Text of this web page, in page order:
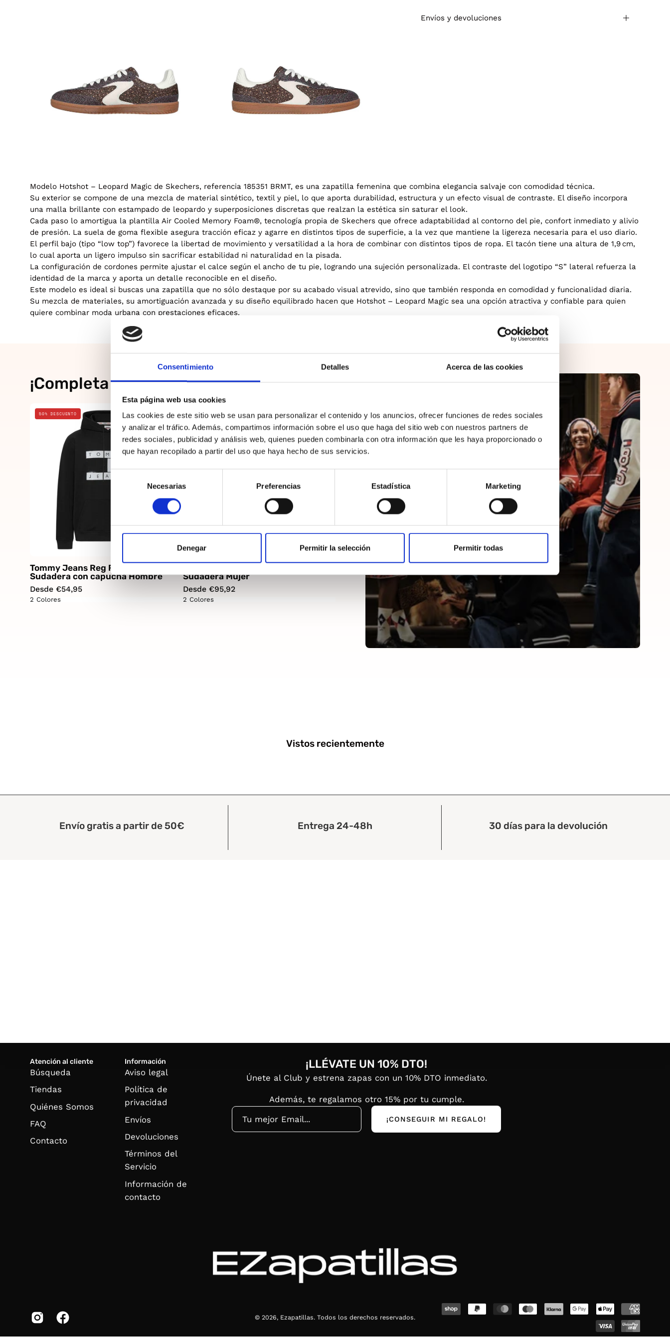
Consentimiento Detalles Acerca de las cookies
Esta página web usa cookies
Las cookies de este sitio web se usan para personalizar el contenido y los anuncios, ofrecer funciones de redes sociales
y analizar el tráfico. Además, compartimos información sobre el uso que haga del sitio web con nuestros partners de
redes sociales, publicidad y análisis web, quienes pueden combinarla con otra información que les haya proporcionado o
que hayan recopilado a partir del uso que haya hecho de sus servicios.
Selección
consentimiento
Necesarias Preferencias Estadística Marketing
Denegar Permitir la selección Permitir todas
Envíos y devoluciones
Modelo Hotshot – Leopard Magic de Skechers, referencia 185351 BRMT, es una zapatilla femenina que combina elegancia salvaje con comodidad técnica.
Su exterior se compone de una mezcla de material sintético, textil y piel, lo que aporta durabilidad, estructura y un efecto visual de contraste. El diseño incorpora
una malla brillante con estampado de leopardo y superposiciones discretas que realzan la estética sin saturar el look.
Cada paso lo amortigua la plantilla Air Cooled Memory Foam®, tecnología propia de Skechers que ofrece adaptabilidad al contorno del pie, confort inmediato y alivio
de presión. La suela de goma flexible asegura tracción eficaz y agarre en distintos tipos de superficie, a la vez que mantiene la ligereza necesaria para el uso diario.
El perfil bajo (tipo “low top”) favorece la libertad de movimiento y versatilidad a la hora de combinar con distintos tipos de ropa. El tacón tiene una altura de 1,9 cm,
lo cual aporta un ligero impulso sin sacrificar estabilidad ni naturalidad en la pisada.
La configuración de cordones permite ajustar el calce según el ancho de tu pie, logrando una sujeción personalizada. El contraste del logotipo “S” lateral refuerza la
identidad de la marca y aporta un detalle reconocible en el diseño.
Este modelo es ideal si buscas una zapatilla que no sólo destaque por su acabado visual atrevido, sino que también responda en comodidad y funcionalidad diaria.
Su mezcla de materiales, su amortiguación avanzada y su diseño equilibrado hacen que Hotshot – Leopard Magic sea una opción atractiva y confiable para quien
quiere combinar moda urbana con prestaciones eficaces.
¡Completa el look!
Negro
50% DESCUENTO
Tommy Jeans Reg Flag Spray
Sudadera con capucha Hombre
Desde €54,95
2 Colores
20% DESCUENTO
Sudadera Mujer
Desde €95,92
2 Colores
Vistos recientemente
Envío gratis a partir de 50€ Entrega 24-48h 30 días para la devolución
Atención al cliente
Búsqueda
Tiendas
Quiénes Somos
FAQ
Contacto
Información
Aviso legal
Política de
privacidad
Envíos
Devoluciones
Términos del
Servicio
Información de
contacto
¡LLÉVATE UN 10% DTO!
Únete al Club y estrena zapas con un 10% DTO inmediato.
Además, te regalamos otro 15% por tu cumple.
¡CONSEGUIR MI REGALO!
© 2026, Ezapatillas. Todos los derechos reservados.